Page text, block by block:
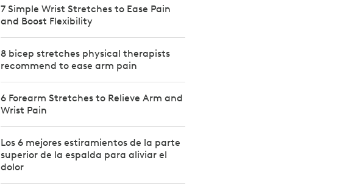
7 Simple Wrist Stretches to Ease Pain
and Boost Flexibility
8 bicep stretches physical therapists
recommend to ease arm pain
6 Forearm Stretches to Relieve Arm and
Wrist Pain
Los 6 mejores estiramientos de la parte
superior de la espalda para aliviar el
dolor